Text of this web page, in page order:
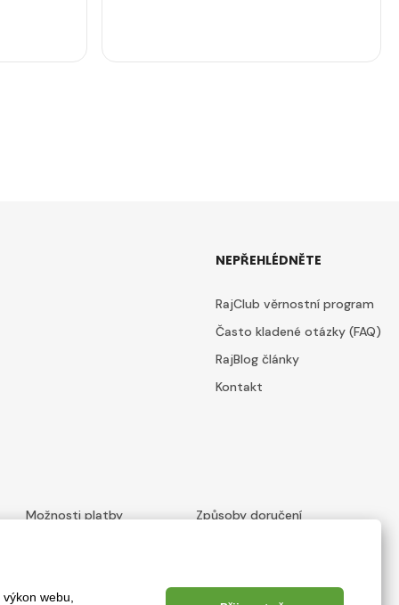
NEPŘEHLÉDNĚTE
RajClub věrnostní program
Často kladené otázky (FAQ)
RajBlog články
Kontakt
Možnosti platby Způsoby doručení